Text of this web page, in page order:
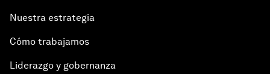
Nuestra estrategia
Cómo trabajamos
Liderazgo y gobernanza